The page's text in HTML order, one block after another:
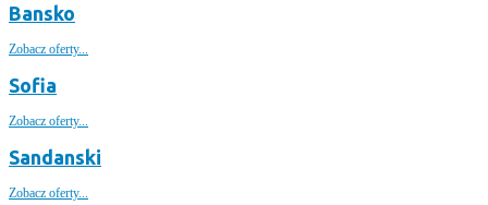
Bansko
Zobacz oferty...
Sofia
Zobacz oferty...
Sandanski
Zobacz oferty...